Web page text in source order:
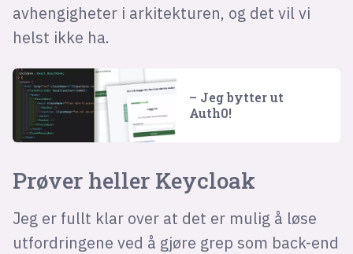
avhengigheter i arkitekturen, og det vil vi
helst ikke ha.
– Jeg bytter ut
Auth0!
Prøver heller Keycloak
Jeg er fullt klar over at det er mulig å løse
utfordringene ved å gjøre grep som back-end